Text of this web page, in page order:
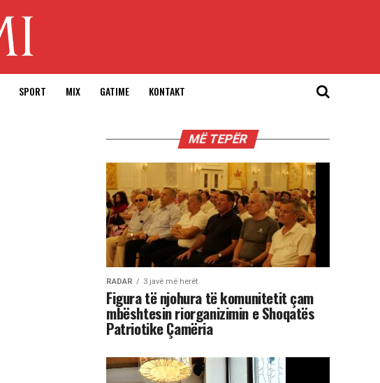
SPORT MIX GATIME KONTAKT
MË TEPËR
RADAR 3 javë më herët
Figura të njohura të komunitetit çam
mbështesin riorganizimin e Shoqatës
Patriotike Çamëria